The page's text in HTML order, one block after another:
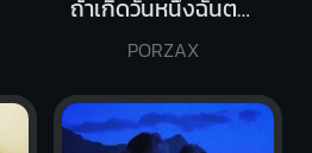
ถ้าเกิดวันหนึ่งฉันตาย
PORZAX